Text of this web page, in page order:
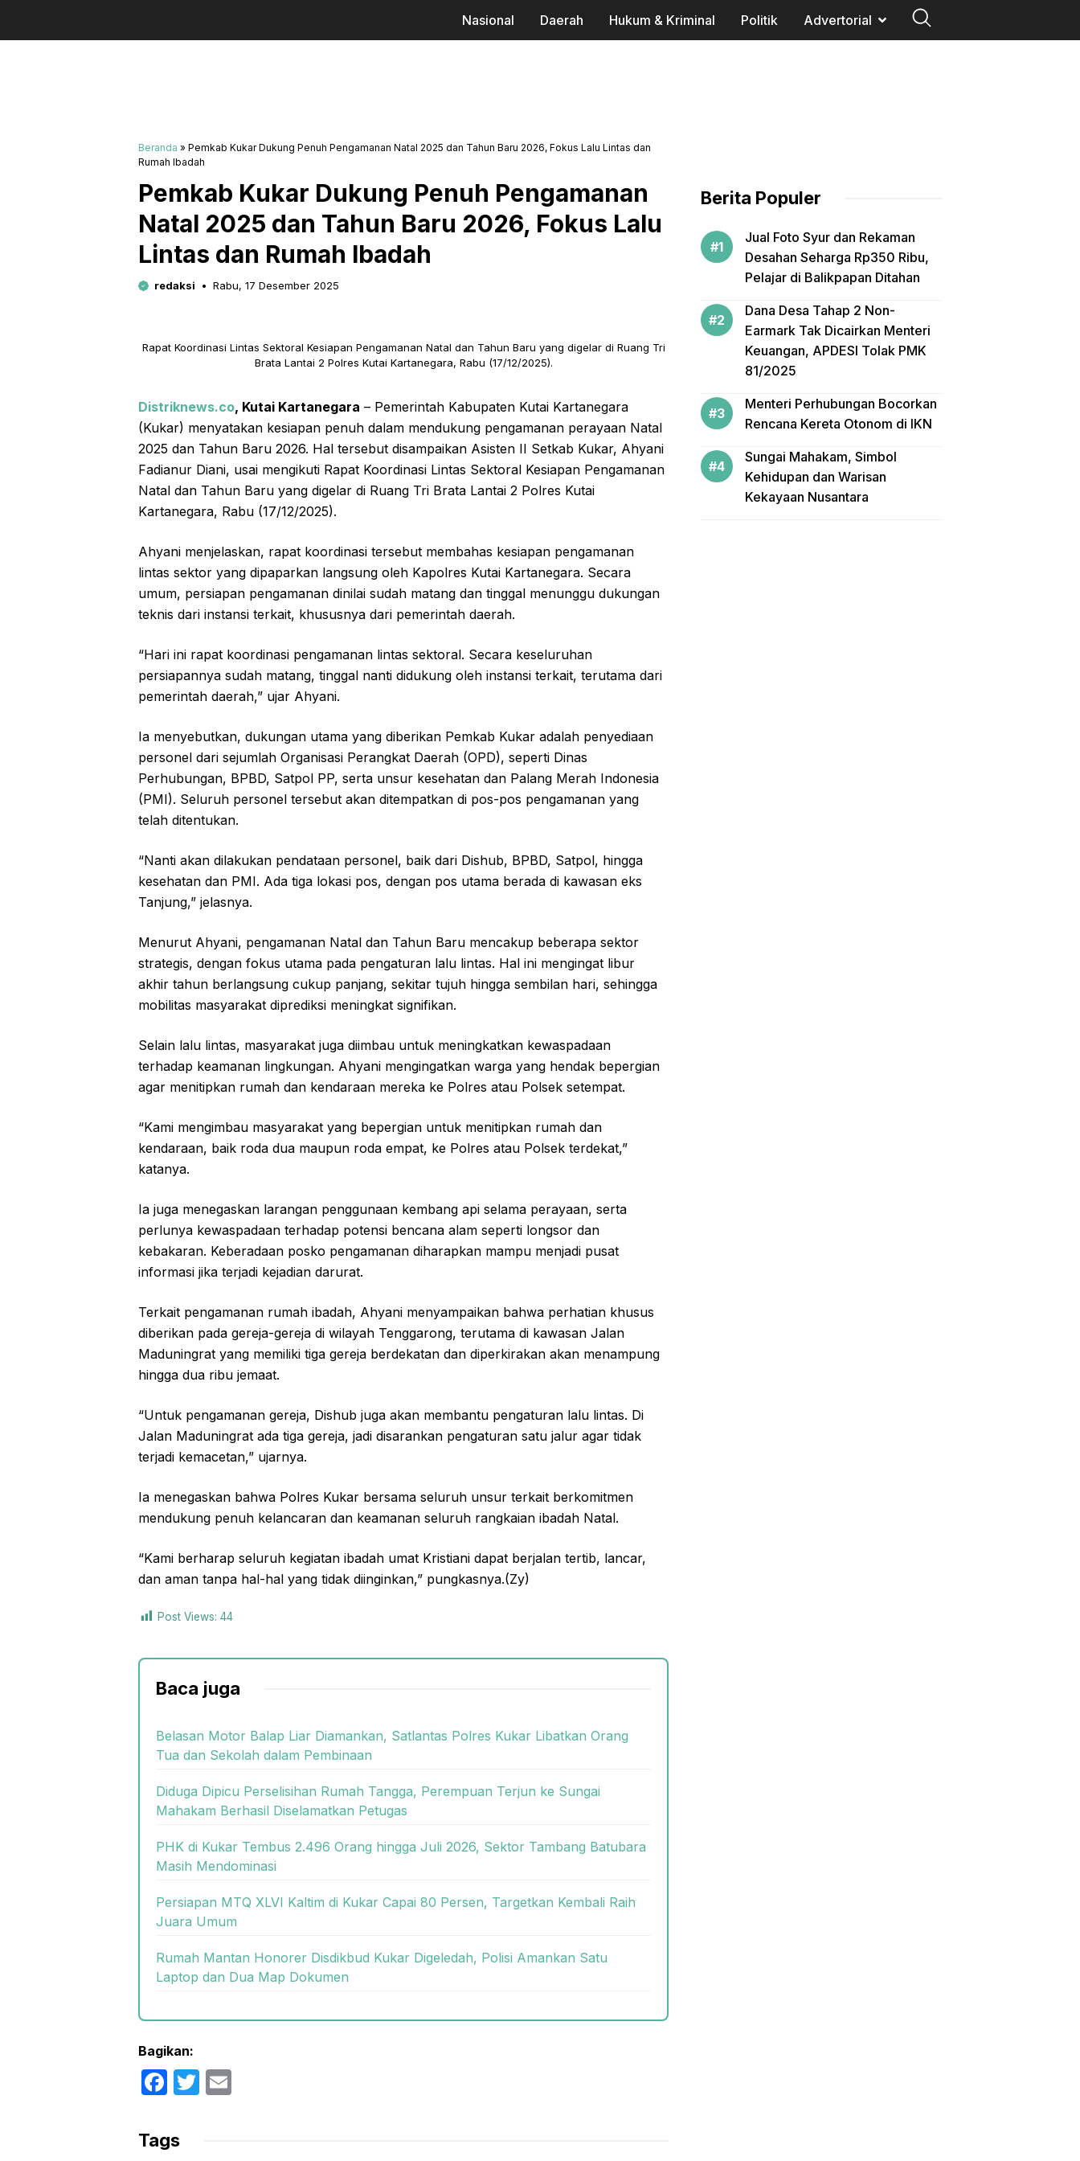
Nasional Daerah Hukum & Kriminal Politik Advertorial
Beranda » Pemkab Kukar Dukung Penuh Pengamanan Natal 2025 dan Tahun Baru 2026, Fokus Lalu Lintas dan
Rumah Ibadah
Pemkab Kukar Dukung Penuh Pengamanan
Natal 2025 dan Tahun Baru 2026, Fokus Lalu
Lintas dan Rumah Ibadah
redaksi Rabu, 17 Desember 2025
Rapat Koordinasi Lintas Sektoral Kesiapan Pengamanan Natal dan Tahun Baru yang digelar di Ruang Tri
Brata Lantai 2 Polres Kutai Kartanegara, Rabu (17/12/2025).
Distriknews.co, Kutai Kartanegara – Pemerintah Kabupaten Kutai Kartanegara
(Kukar) menyatakan kesiapan penuh dalam mendukung pengamanan perayaan Natal
2025 dan Tahun Baru 2026. Hal tersebut disampaikan Asisten II Setkab Kukar, Ahyani
Fadianur Diani, usai mengikuti Rapat Koordinasi Lintas Sektoral Kesiapan Pengamanan
Natal dan Tahun Baru yang digelar di Ruang Tri Brata Lantai 2 Polres Kutai
Kartanegara, Rabu (17/12/2025).
Ahyani menjelaskan, rapat koordinasi tersebut membahas kesiapan pengamanan
lintas sektor yang dipaparkan langsung oleh Kapolres Kutai Kartanegara. Secara
umum, persiapan pengamanan dinilai sudah matang dan tinggal menunggu dukungan
teknis dari instansi terkait, khususnya dari pemerintah daerah.
“Hari ini rapat koordinasi pengamanan lintas sektoral. Secara keseluruhan
persiapannya sudah matang, tinggal nanti didukung oleh instansi terkait, terutama dari
pemerintah daerah,” ujar Ahyani.
Ia menyebutkan, dukungan utama yang diberikan Pemkab Kukar adalah penyediaan
personel dari sejumlah Organisasi Perangkat Daerah (OPD), seperti Dinas
Perhubungan, BPBD, Satpol PP, serta unsur kesehatan dan Palang Merah Indonesia
(PMI). Seluruh personel tersebut akan ditempatkan di pos-pos pengamanan yang
telah ditentukan.
“Nanti akan dilakukan pendataan personel, baik dari Dishub, BPBD, Satpol, hingga
kesehatan dan PMI. Ada tiga lokasi pos, dengan pos utama berada di kawasan eks
Tanjung,” jelasnya.
Menurut Ahyani, pengamanan Natal dan Tahun Baru mencakup beberapa sektor
strategis, dengan fokus utama pada pengaturan lalu lintas. Hal ini mengingat libur
akhir tahun berlangsung cukup panjang, sekitar tujuh hingga sembilan hari, sehingga
mobilitas masyarakat diprediksi meningkat signifikan.
Selain lalu lintas, masyarakat juga diimbau untuk meningkatkan kewaspadaan
terhadap keamanan lingkungan. Ahyani mengingatkan warga yang hendak bepergian
agar menitipkan rumah dan kendaraan mereka ke Polres atau Polsek setempat.
“Kami mengimbau masyarakat yang bepergian untuk menitipkan rumah dan
kendaraan, baik roda dua maupun roda empat, ke Polres atau Polsek terdekat,”
katanya.
Ia juga menegaskan larangan penggunaan kembang api selama perayaan, serta
perlunya kewaspadaan terhadap potensi bencana alam seperti longsor dan
kebakaran. Keberadaan posko pengamanan diharapkan mampu menjadi pusat
informasi jika terjadi kejadian darurat.
Terkait pengamanan rumah ibadah, Ahyani menyampaikan bahwa perhatian khusus
diberikan pada gereja-gereja di wilayah Tenggarong, terutama di kawasan Jalan
Maduningrat yang memiliki tiga gereja berdekatan dan diperkirakan akan menampung
hingga dua ribu jemaat.
“Untuk pengamanan gereja, Dishub juga akan membantu pengaturan lalu lintas. Di
Jalan Maduningrat ada tiga gereja, jadi disarankan pengaturan satu jalur agar tidak
terjadi kemacetan,” ujarnya.
Ia menegaskan bahwa Polres Kukar bersama seluruh unsur terkait berkomitmen
mendukung penuh kelancaran dan keamanan seluruh rangkaian ibadah Natal.
“Kami berharap seluruh kegiatan ibadah umat Kristiani dapat berjalan tertib, lancar,
dan aman tanpa hal-hal yang tidak diinginkan,” pungkasnya.(Zy)
Post Views: 44
Baca juga
Belasan Motor Balap Liar Diamankan, Satlantas Polres Kukar Libatkan Orang
Tua dan Sekolah dalam Pembinaan
Diduga Dipicu Perselisihan Rumah Tangga, Perempuan Terjun ke Sungai
Mahakam Berhasil Diselamatkan Petugas
PHK di Kukar Tembus 2.496 Orang hingga Juli 2026, Sektor Tambang Batubara
Masih Mendominasi
Persiapan MTQ XLVI Kaltim di Kukar Capai 80 Persen, Targetkan Kembali Raih
Juara Umum
Rumah Mantan Honorer Disdikbud Kukar Digeledah, Polisi Amankan Satu
Laptop dan Dua Map Dokumen
Bagikan:
F
c
T
Tags
Berita Populer
Jual Foto Syur dan Rekaman
Desahan Seharga Rp350 Ribu,
Pelajar di Balikpapan Ditahan
Dana Desa Tahap 2 Non-
Earmark Tak Dicairkan Menteri
Keuangan, APDESI Tolak PMK
81/2025
Menteri Perhubungan Bocorkan
Rencana Kereta Otonom di IKN
Sungai Mahakam, Simbol
Kehidupan dan Warisan
Kekayaan Nusantara